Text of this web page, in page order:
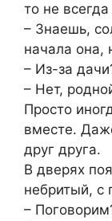
то не
– Знаешь,
начала она,
– Из-за
– Нет,
Просто
вместе.
друг друга.
В дверях
небритый, с
–